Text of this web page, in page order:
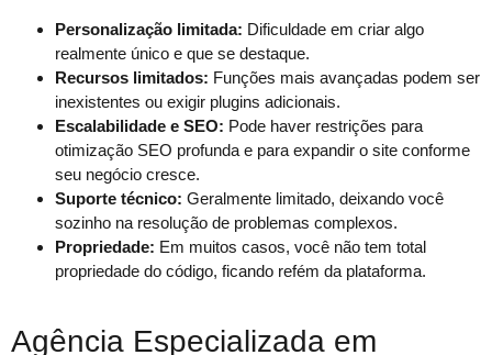
Personalização limitada: Dificuldade em criar algo
realmente único e que se destaque.
Recursos limitados: Funções mais avançadas podem ser
inexistentes ou exigir plugins adicionais.
Escalabilidade e SEO: Pode haver restrições para
otimização SEO profunda e para expandir o site conforme
seu negócio cresce.
Suporte técnico: Geralmente limitado, deixando você
sozinho na resolução de problemas complexos.
Propriedade: Em muitos casos, você não tem total
propriedade do código, ficando refém da plataforma.
Agência Especializada em